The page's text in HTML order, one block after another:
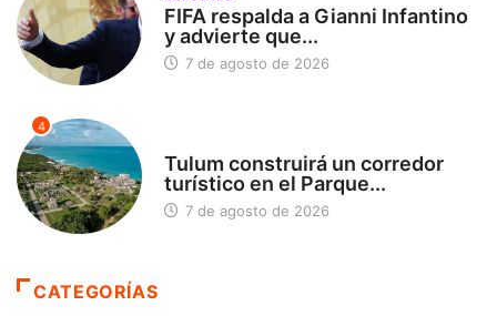
FIFA respalda a Gianni Infantino
y advierte que...
7 de agosto de 2026
4
Tulum construirá un corredor
turístico en el Parque...
7 de agosto de 2026
CATEGORÍAS